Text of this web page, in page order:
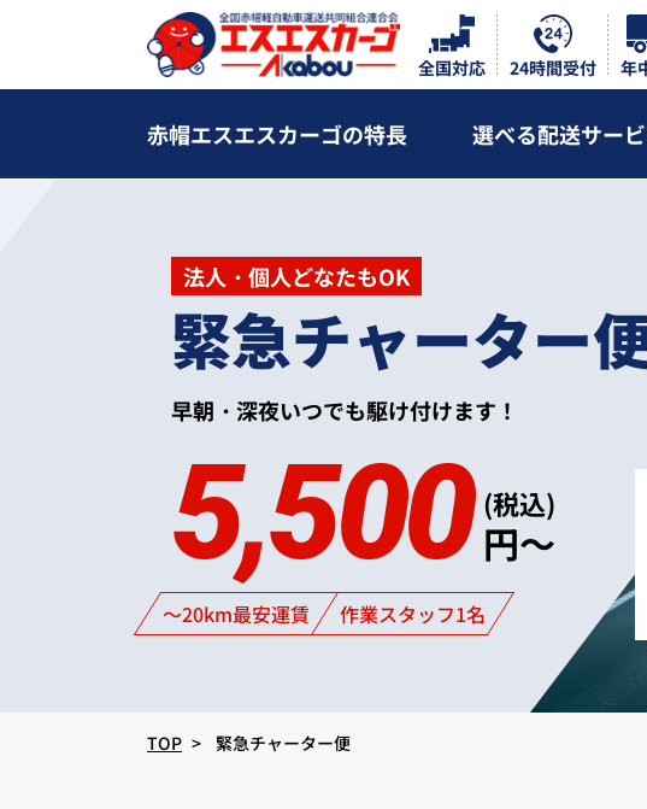
全国対応 24時間受付 年
赤帽エスエスカーゴの特長 選べる配送サー
緊急チャーター便 イベント便
法人・個人どなたもOK
緊急チャーター
早朝・深夜いつでも駆け付けます！
5,500 円～
(税込)
～20km最安運賃 作業スタッフ1名
TOP 緊急チャーター便